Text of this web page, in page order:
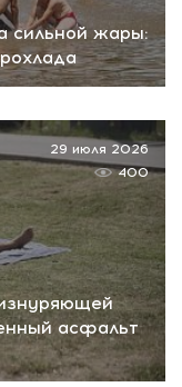
сильной жары:
асфальт
29 июля 2026
400